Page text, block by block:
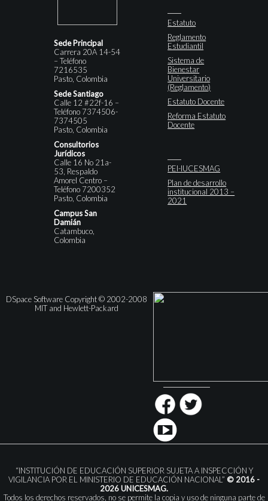
Sede Principal
Carrera 20A 14-54
– Teléfono
7216535
Pasto, Colombia
Sede Santiago
Calle 12 #22f-16 –
Teléfono 7374506-
7374505
Pasto, Colombia
Consultorios
Jurídicos
Calle 16 No 21a-
53, Respaldo
Amorel Centro –
Teléfono 7200352
Pasto, Colombia
Campus San
Damián
Catambuco,
Colombia
Estatuto
Reglamento
Estudiantil
Sistema de
Bienestar
Universitario
(Reglamento)
Estatuto Docente
Reforma Estatuto
Docente
PEI-IUCESMAG
Plan de desarrollo
institucional 2013 –
2021
DSpace Software Copyright © 2002-2008
MIT and Hewlett-Packard
“INSTITUCIÓN DE EDUCACIÓN SUPERIOR SUJETA A INSPECCIÓN Y
VIGILANCIA POR EL MINISTERIO DE EDUCACIÓN NACIONAL” © 2016 -
2026 UNICESMAG.
Todos los derechos reservados, no se permite la copia y uso de ninguna parte de